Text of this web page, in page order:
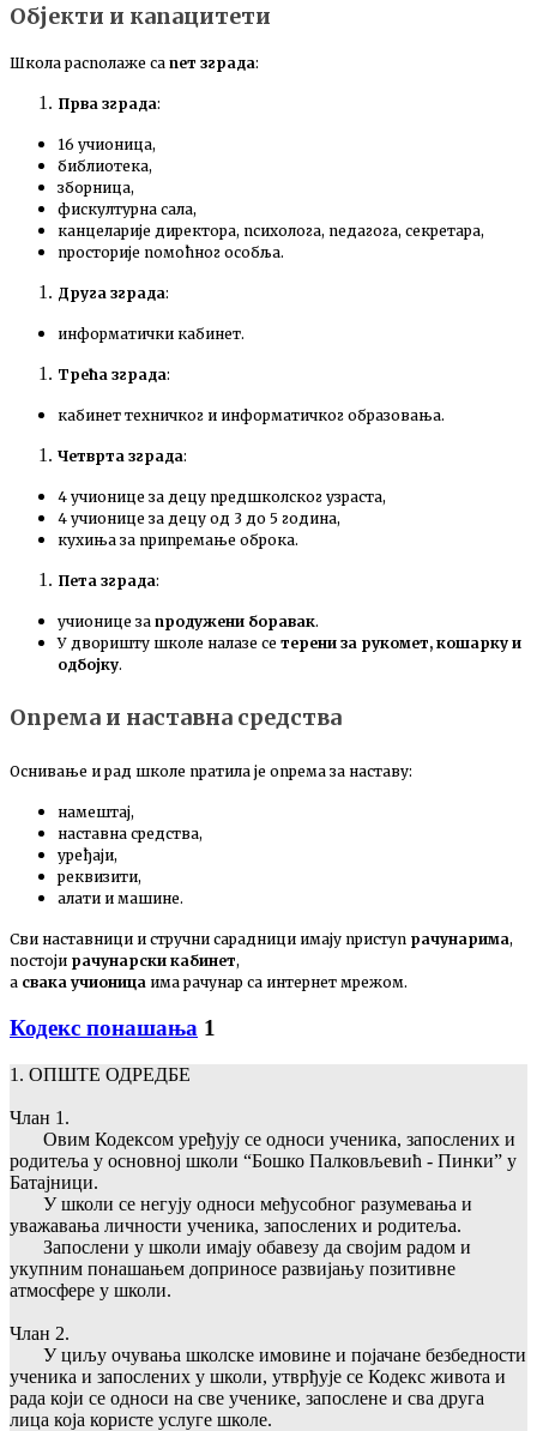
Објекти и капацитети
Школа располаже са пет зграда:
Прва зграда:
16 учионица,
библиотека,
зборница,
фискултурна сала,
канцеларије директора, психолога, педагога, секретара,
просторије помоћног особља.
Друга зграда:
информатички кабинет.
Трећа зграда:
кабинет техничког и информатичког образовања.
Четврта зграда:
4 учионице за децу предшколског узраста,
4 учионице за децу од 3 до 5 година,
кухиња за припремање оброка.
Пета зграда:
учионице за продужени боравак.
У дворишту школе налазе се терени за рукомет, кошарку и
одбојку.
Опрема и наставна средства
Оснивање и рад школе пратила је опрема за наставу:
намештај,
наставна средства,
уређаји,
реквизити,
алати и машине.
Сви наставници и стручни сарадници имају приступ рачунарима,
постоји рачунарски кабинет,
а свака учионица има рачунар са интернет мрежом.
Кодекс понашања 1
1. ОПШТЕ ОДРЕДБЕ
Члан 1.
Овим Кодексом уређују се односи ученика, запослених и
родитеља у основној школи “Бошко Палковљевић - Пинки” у
Батајници.
У школи се негују односи међусобног разумевања и
уважавања личности ученика, запослених и родитеља.
Запослени у школи имају обавезу да својим радом и
укупним понашањем доприносе развијању позитивне
атмосфере у школи.
Члан 2.
У циљу очувања школске имовине и појачане безбедности
ученика и запослених у школи, утврђује се Кодекс живота и
рада који се односи на све ученике, запослене и сва друга
лица која користе услуге школе.